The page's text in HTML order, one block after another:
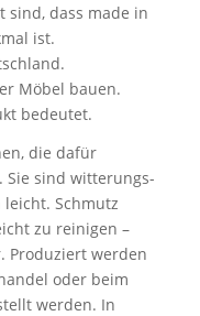
sind, dass made in
ist.
Möbel bauen.
bedeutet.
die dafür
Sie sind witterungs-
Schmutz
zu reinigen –
Produziert werden
oder beim
werden. In